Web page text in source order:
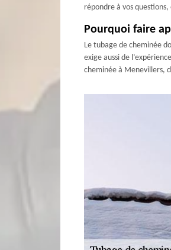
répondre à vos
Pourquoi faire
Le tubage de cheminée
exige aussi de
cheminée à Menevillers,